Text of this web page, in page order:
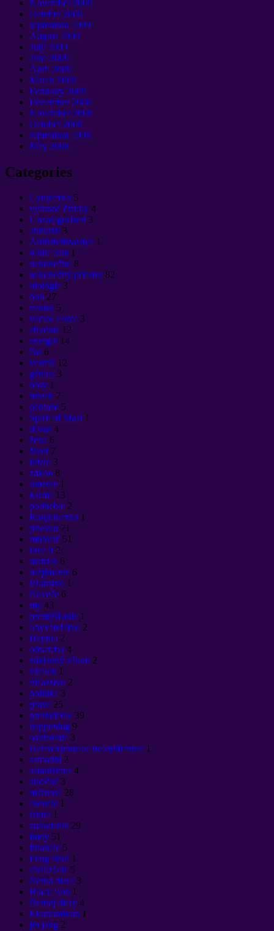
November2009
October2009
septembra 2009
August 2009
July 2009
June 2009
April 2009
March 2009
February 2009
December2008
November2008
October2008
septembra 2008
May 2008
Categories
Cущество 5
vybrané články 4
Uncategorized 3
antikrist 3
Antitsivilizatsiya 1
white Sun 1
nekonečno 8
nekonečný priestor 82
biológie 3
boh 27
vektor 5
vector Force 3
chvenie 12
energie 14
čas 6
vesmír 12
génius 3
hory 1
hriech 7
peniaze 5
Spirit of Maat 1
devas 4
žena 6
život 7
kúzlo 3
zákon 8
umenie 1
karma 13
podnebie 2
Колдовство 1
priestor 71
milovať 51
love it 2
matrice 6
rozjímanie 6
lekárstvo 1
človeče 6
my 43
premýšľanie 1
obyvateľstvo 2
Нервы 2
объекты 4
základný zákon 2
všeliek 1
víťazstvo 2
politika 3
praxe 25
prebudenie 39
happening 9
osvietenie 3
Психотронное воздействие 1
samadhi 2
satanizmus 4
slnečné 3
márnosť 28
esencie 1
tantra 1
zariadenie 29
fakty 51
financie 5
Feng Shui 1
civilizácie 5
čierna diera 3
Black Sun 1
čiernej diery 4
Ekonomikon 1
jin jang 2